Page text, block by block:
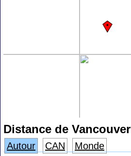
Distance de Vancouver
Autour CAN
Monde